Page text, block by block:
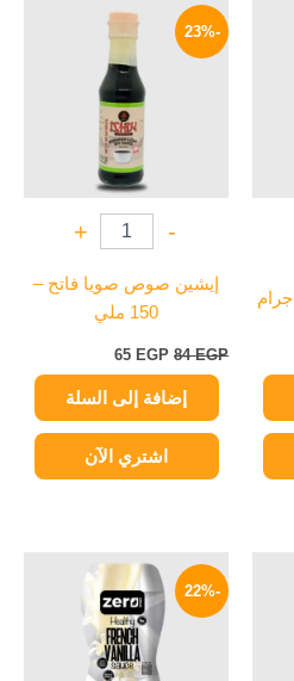
-23%
-
+
إيشين صوص صويا فاتح –
150 ملي
84EGP
الأصلي
65 EGP
الحالي
هو:
65 EGP.
إضافة إلى السلة
اشتري الآن
-22%
السعر
الأصلي
هو:
190 EGP.
الحالي
هو:
149 EGP.